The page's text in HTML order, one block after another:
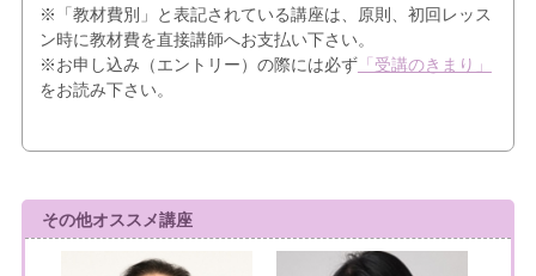
※「教材費別」と表記されている講座は、原則、初回レッス
ン時に教材費を直接講師へお支払い下さい。
※お申し込み（エントリー）の際には必ず「受講のきまり」
をお読み下さい。
その他オススメ講座